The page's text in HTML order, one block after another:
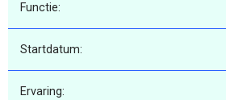
Functie:
Startdatum:
Ervaring: